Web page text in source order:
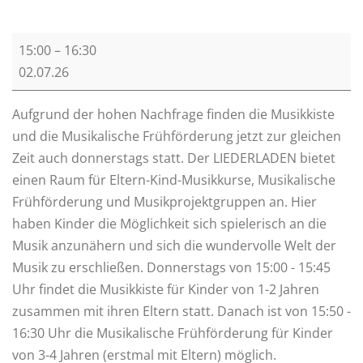
e
d
e
r
L
a
d
e
n
15:00– 16:30
02.07.26
Aufgrund der hohen Nachfrage finden die Musikkiste
und die Musikalische Frühförderung jetzt zur gleichen
Zeit auch donnerstags statt. Der LIEDERLADEN bietet
einen Raum für Eltern-Kind-Musikkurse, Musikalische
Frühförderung und Musikprojektgruppen an. Hier
haben Kinder die Möglichkeit sich spielerisch an die
Musikanzunähern und sich die wundervolle Welt der
Musik zu erschließen. Donnerstags von 15:00 - 15:45
Uhr findet die Musikkiste für Kinder von 1-2 Jahren
zusammen mit ihren Eltern statt. Danach ist von 15:50 -
16:30 Uhr die Musikalische Frühförderung für Kinder
von 3-4 Jahren (erstmal mit Eltern) möglich.